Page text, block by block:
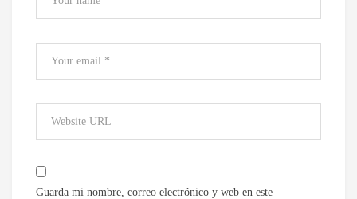
Guarda mi nombre, correo electrónico y web en este